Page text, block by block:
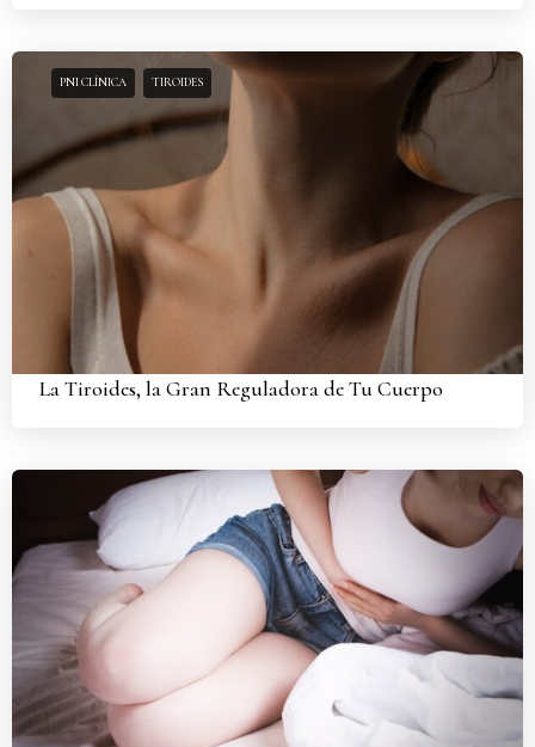
PNI CLÍNICA TIROIDES
La Tiroides, la Gran Reguladora de Tu Cuerpo